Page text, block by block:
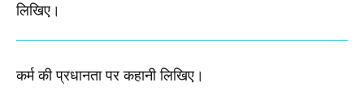
लिखिए।
कर्म की प्रधानता पर कहानी लिखिए​।